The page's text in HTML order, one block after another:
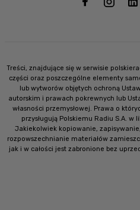
Treści, znajdujące się w serwisie
części oraz poszczególne elementy
lub wytworów objętych ochroną
autorskim i prawach pokrewnych lub
własności przemysłowej. Prawa o
przysługują Polskiemu Radiu S.A.
Jakiekolwiek kopiowanie,
rozpowszechnianie materiałów
jak i w całości jest zabronione bez